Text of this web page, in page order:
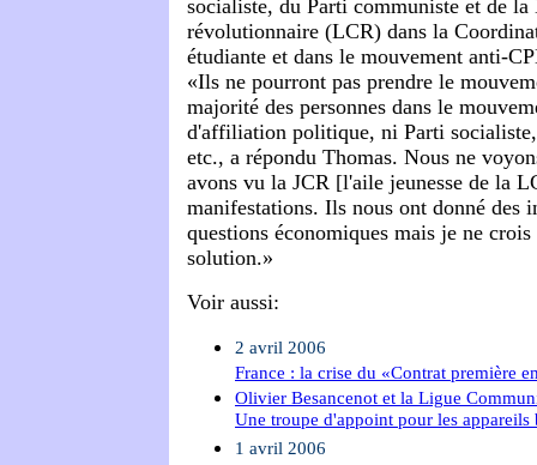
socialiste, du Parti communiste et de
révolutionnaire (LCR) dans la
étudiante et dans le mouvement anti-
«Ils ne pourront pas prendre le
majorité des personnes dans le
d'affiliation politique, ni Parti
etc., a répondu Thomas. Nous ne
avons vu la JCR [l'aile jeunesse de la
manifestations. Ils nous ont donné des
questions économiques mais je ne
solution.»
Voir aussi:
2 avril 2006
France : la crise du «Contrat première
Olivier Besancenot et la Ligue
Une troupe d'appoint pour les appareils
1 avril 2006